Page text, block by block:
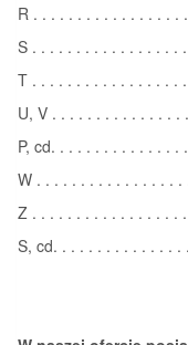
R . . . . . . . . . . . . . . . . .
S . . . . . . . . . . . . . . . . .
T . . . . . . . . . . . . . . . . .
U, V . . . . . . . . . . . . . . .
P, cd. . . . . . . . . . . . . . .
W . . . . . . . . . . . . . . . .
Z . . . . . . . . . . . . . . . . .
S, cd. . . . . . . . . . . . . . .